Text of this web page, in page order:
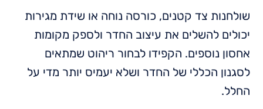
שולחנות צד קטנים, כורסה נוחה או שידת מגירות
יכולים להשלים את עיצוב החדר ולספק מקומות
אחסון נוספים. הקפידו לבחור ריהוט שמתאים
לסגנון הכללי של החדר ושלא יעמיס יותר מדי על
החלל.